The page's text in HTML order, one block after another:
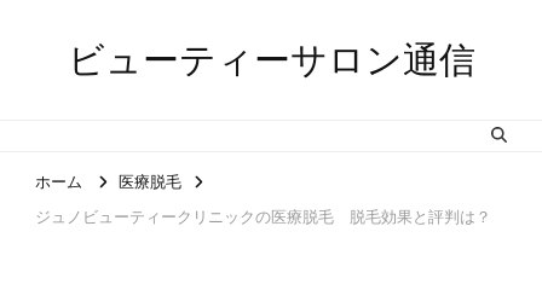
ビューティーサロン通信
ホーム
医療脱毛
ジュノビューティークリニックの医療脱毛 脱毛効果と評判は？